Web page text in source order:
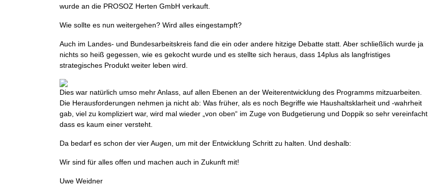
wurde an die PROSOZ Herten GmbH verkauft.
Wie sollte es nun weitergehen? Wird alles eingestampft?
Auch im Landes- und Bundesarbeitskreis fand die ein oder andere hitzige Debatte statt. Aber schließlich wurde ja
nichts so heiß gegessen, wie es gekocht wurde und es stellte sich heraus, dass 14plus als langfristiges
strategisches Produkt weiter leben wird.
Dies war natürlich umso mehr Anlass, auf allen Ebenen an der Weiterentwicklung des Programms mitzuarbeiten.
Die Herausforderungen nehmen ja nicht ab: Was früher, als es noch Begriffe wie Haushaltsklarheit und -wahrheit
gab, viel zu kompliziert war, wird mal wieder „von oben“ im Zuge von Budgetierung und Doppik so sehr vereinfacht,
dass es kaum einer versteht.
Da bedarf es schon der vier Augen, um mit der Entwicklung Schritt zu halten. Und deshalb:
Wir sind für alles offen und machen auch in Zukunft mit!
Uwe Weidner